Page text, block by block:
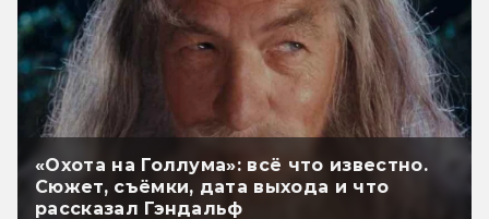
«Охота на Голлума»: всё что известно.
Сюжет, съёмки, дата выхода и что
рассказал Гэндальф